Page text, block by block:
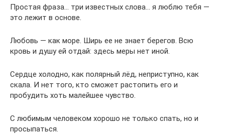
Простая фраза… три известных слова… я люблю тебя —
это лежит в основе.
Любовь — как море. Ширь ее не знает берегов. Всю
кровь и душу ей отдай: здесь меры нет иной.
Сердце холодно, как полярный лёд, неприступно, как
скала. И нет того, кто сможет растопить его и
пробудить хоть малейшее чувство.
С любимым человеком хорошо не только спать, но и
просыпаться.